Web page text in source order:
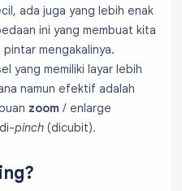
ada juga yang lebih enak
ini yang membuat kita
mengakalinya.
yang memiliki layar lebih
namun efektif adalah
zoom / enlarge
pinch (dicubit).